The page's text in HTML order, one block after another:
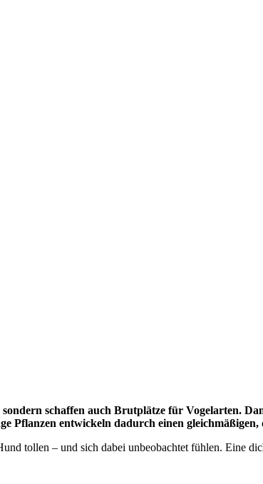
schaffen auch Brutplätze für Vogelarten.
Pflanzen entwickeln dadurch einen
tollen – und sich dabei unbeobachtet fühlen. Eine